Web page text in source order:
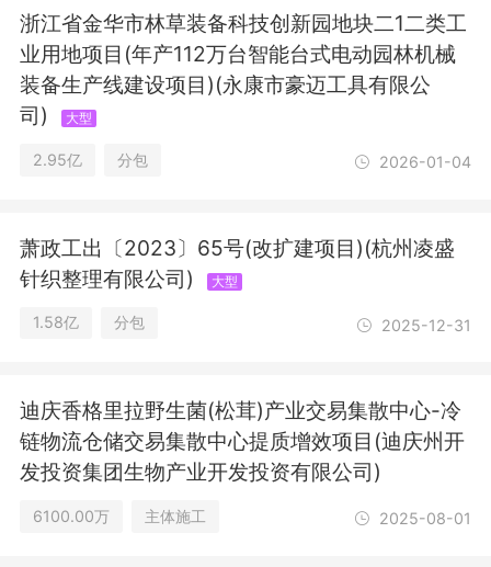
可开展经营活动，具体经营项目以相关
部门批准文件或许可证件为准）一般项
目：规划设计管理；工程造价咨询业
务；招投标代理服务；工程管理服务；
作；广告设计、代理；图文设计制作；
技术咨询服务；项目策划与公关服务；
体育场地设施工程施工；金属门窗工程
施工；工艺美术品及礼仪用品销售（象
牙及其制品除外）；工业设计服务。
浙江省金华市林草装备科技创新园地块二1二类工
业用地项目(年产112万台智能台式电动园林机械
装备生产线建设项目)(永康市豪迈工具有限公
司)
大型
2.95亿 分包 2026-01-04
萧政工出〔2023〕65号(改扩建项目)(杭州凌盛
针织整理有限公司)
大型
1.58亿 分包 2025-12-31
迪庆香格里拉野生菌(松茸)产业交易集散中心-冷
链物流仓储交易集散中心提质增效项目(迪庆州开
发投资集团生物产业开发投资有限公司)
6100.00万 主体施工 2025-08-01